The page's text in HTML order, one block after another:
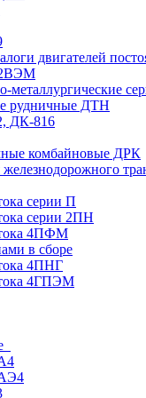
двигателей
2ВЭМ
металлургические
рудничные ДТН
ДК-816
комбайновые ДРК
серии П
серии 2ПН
тока 4ПФМ
в сборе
4ПНГ
тока 4ГПЭМ